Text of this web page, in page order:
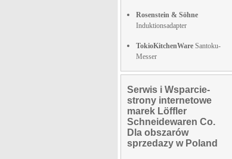
Rosenstein & Söhne
Induktionsadapter
TokioKitchenWare Santoku-
Messer
Serwis i Wsparcie-
strony internetowe
marek Löffler
Schneidewaren Co.
Dla obszarów
sprzedazy w Poland